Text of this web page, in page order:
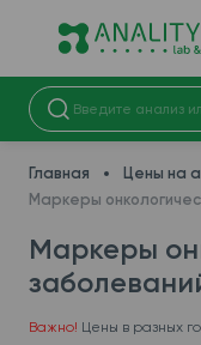
Главная
Цены на
Маркеры
Маркеры
Важно! Цены в разных